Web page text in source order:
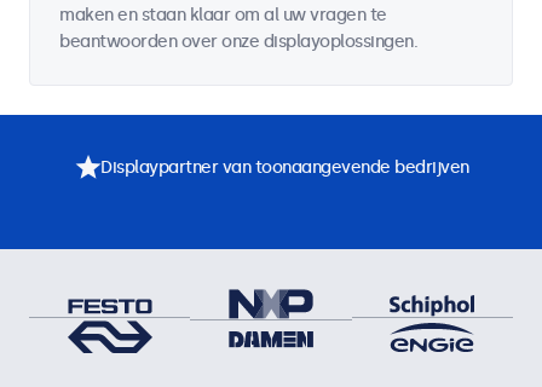
maken en staan klaar om al uw vragen te
beantwoorden over onze displayoplossingen.
Displaypartner van toonaangevende bedrijven